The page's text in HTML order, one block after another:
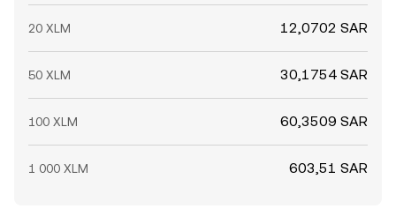
20 XLM 12,0702 SAR
50 XLM 30,1754 SAR
100 XLM 60,3509 SAR
1 000 XLM 603,51 SAR